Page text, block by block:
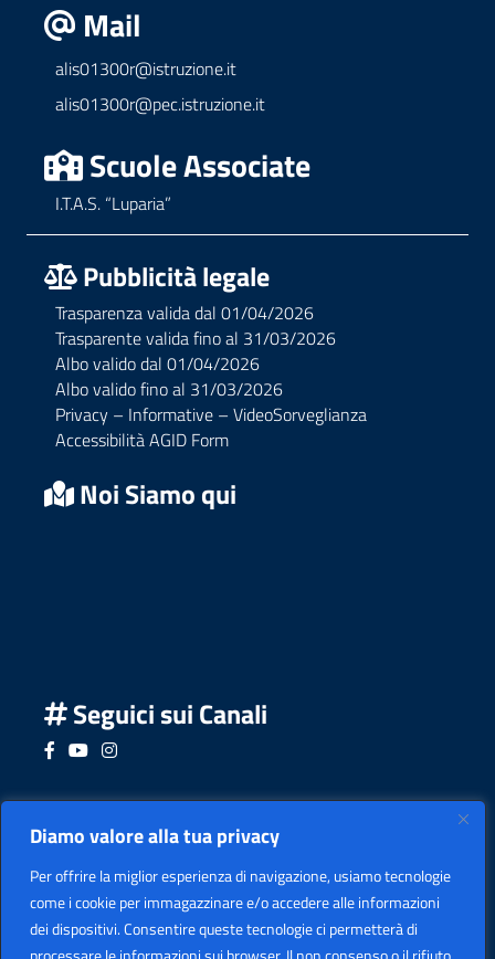
Diamo valore alla tua privacy
Per offrire la miglior esperienza di navigazione, usiamo tecnologie
come i cookie per immagazzinare e/o accedere alle informazioni
dei dispositivi. Consentire queste tecnologie ci permetterà di
Mail
alis01300r@istruzione.it
alis01300r@pec.istruzione.it
Scuole Associate
I.T.A.S. “Luparia”
Pubblicità legale
Trasparenza valida dal 01/04/2026
Trasparente valida fino al 31/03/2026
Albo valido dal 01/04/2026
Albo valido fino al 31/03/2026
Privacy – Informative – VideoSorveglianza
Accessibilità AGID Form
Noi Siamo qui
Seguici sui Canali
Seguici su Facebook
Seguici su YouTube
Seguici su Instagram